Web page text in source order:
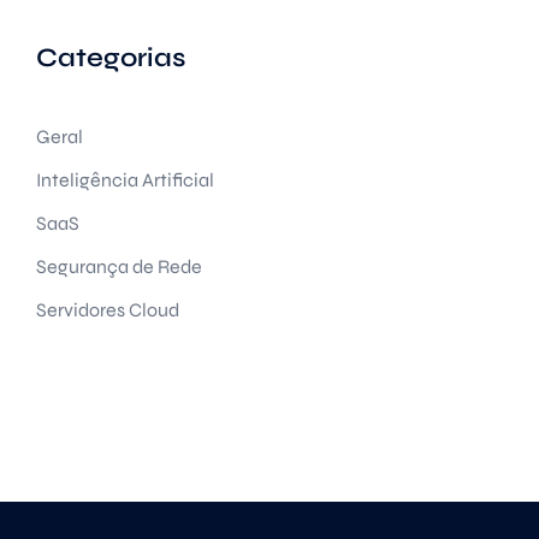
Categorias
Geral
Inteligência Artificial
SaaS
Segurança de Rede
Servidores Cloud